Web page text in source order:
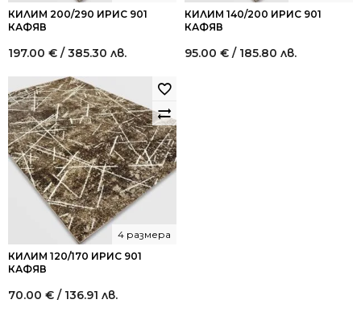
КИЛИМ 200/290 ИРИС 901
КАФЯВ
197.00 € / 385.30 лв.
КИЛИМ 140/200 ИРИС 901
КАФЯВ
95.00 € / 185.80 лв.
КИЛИМ 120/170 ИРИС 901
КАФЯВ
4 размера
70.00 € / 136.91 лв.